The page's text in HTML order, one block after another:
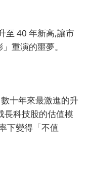
至 40 年新高,讓市
重演的噩夢。
十年來最激進的升
長科技股的估值模
下變得「不值